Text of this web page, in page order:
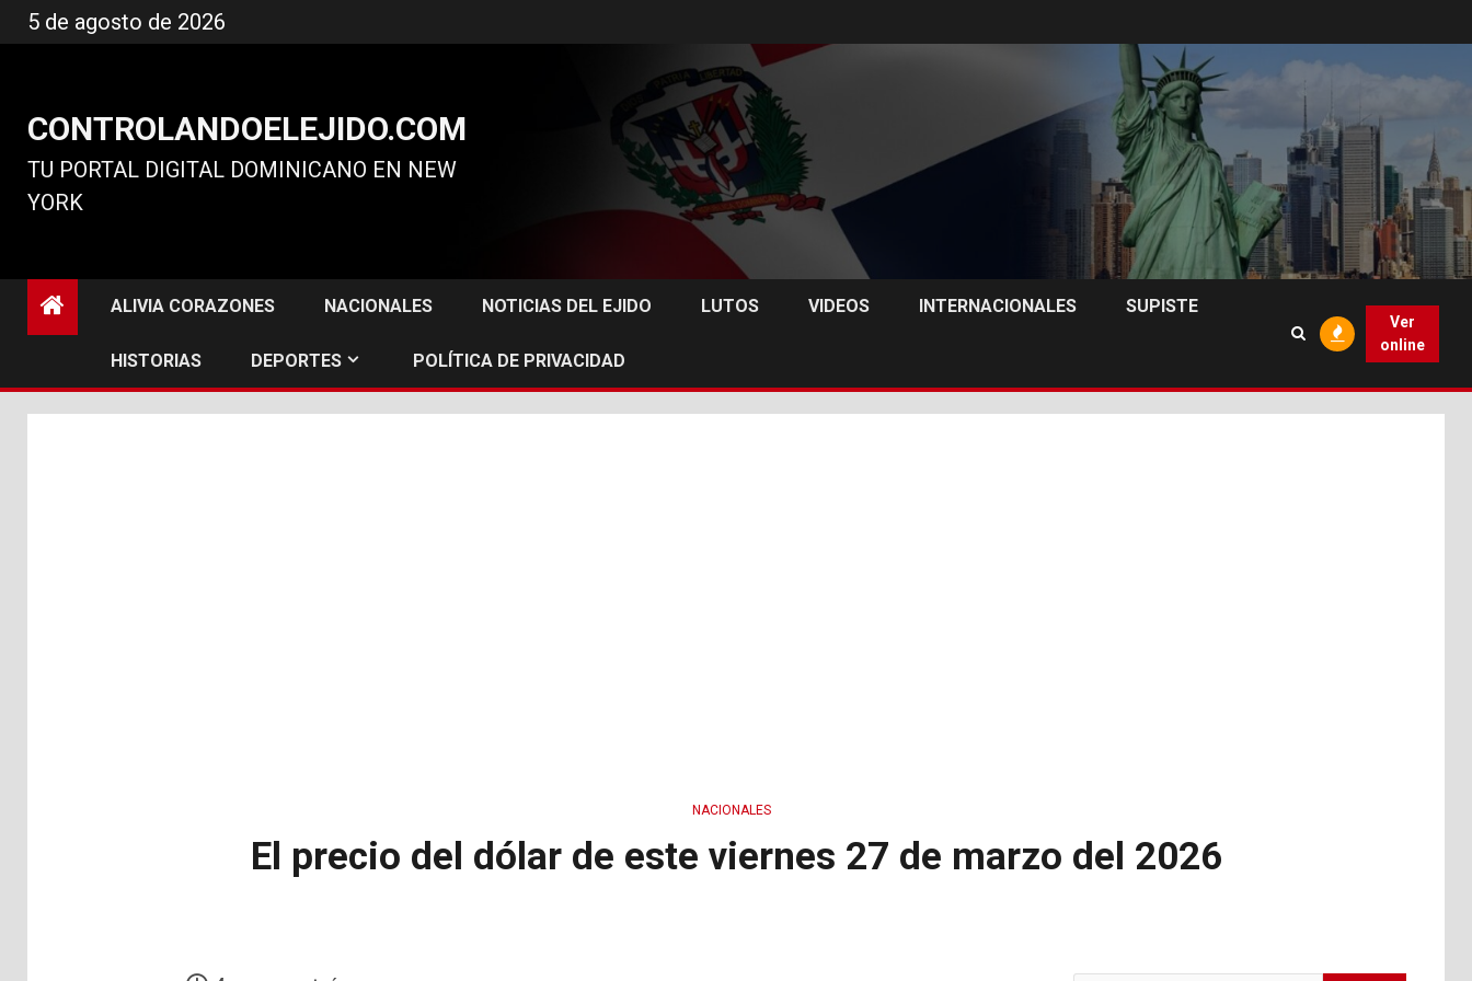
al
5 de agosto de 2026
CONTROLANDOELEJIDO.COM
TU PORTAL DIGITAL DOMINICANO EN NEW
YORK
ALIVIA CORAZONES NACIONALES NOTICIAS DEL EJIDO LUTOS VIDEOS INTERNACIONALES SUPISTE
HISTORIAS DEPORTES POLÍTICA DE PRIVACIDAD
Ver
online
NACIONALES
El precio del dólar de este viernes 27 de marzo del 2026